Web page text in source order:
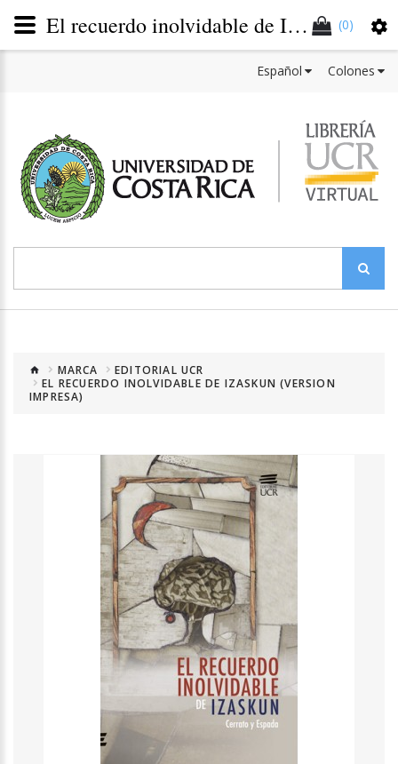
(0)
Colones
Español
MARCA
EDITORIAL UCR
EL RECUERDO INOLVIDABLE DE IZASKUN (VERSION
IMPRESA)
El recuerdo inolvidable de Izascun